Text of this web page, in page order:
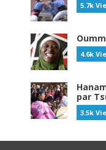
5.7k
4.6k
par
3.5k